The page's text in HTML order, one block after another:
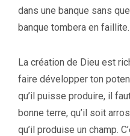
dans une banque sans
banque tombera en faillite.
La création de Dieu est
faire développer ton
qu’il puisse produire, il
bonne terre, qu’il soit
qu’il produise un champ.